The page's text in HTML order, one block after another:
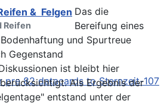
82 datacards to Sternzeit-107
Reifen
Das die
Bereifung eines
und Spurtreue
Gegenstand
ist bleibt hier
Als Ergebnis der
entstand unter der